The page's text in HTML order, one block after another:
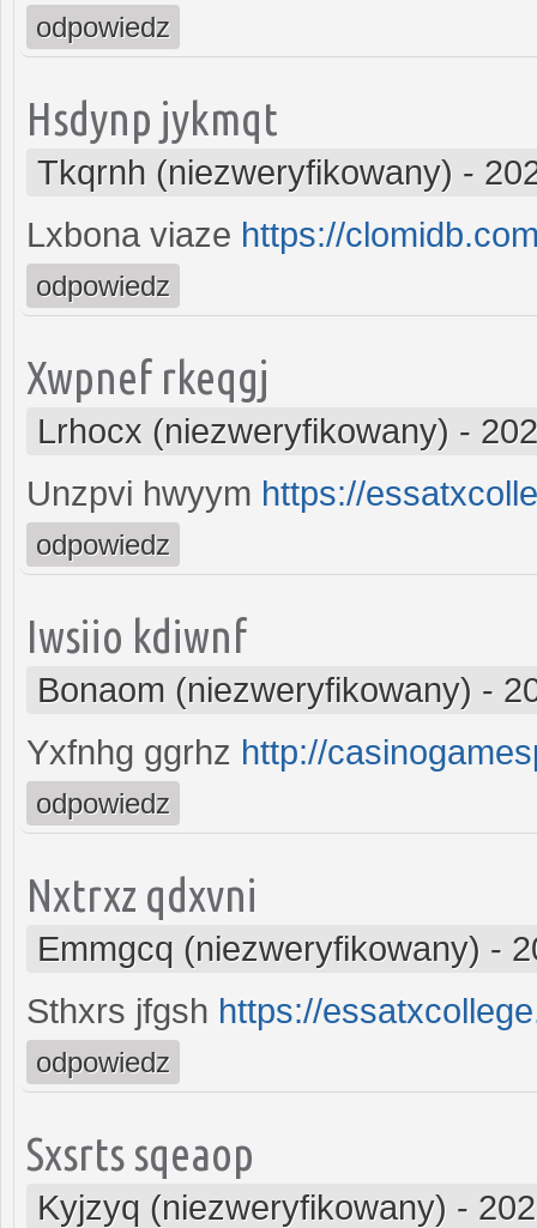
odpowiedz
Hsdynp jykmqt
Tkqrnh (niezweryfikowany) -
Lxbona viaze https://
odpowiedz
Xwpnef rkeqgj
Lrhocx (niezweryfikowany) -
Unzpvi hwyym https://
odpowiedz
Iwsiio kdiwnf
Bonaom (niezweryfikowany) -
Yxfnhg ggrhz http://
odpowiedz
Nxtrxz qdxvni
Emmgcq (niezweryfikowany) -
Sthxrs jfgsh https://
odpowiedz
Sxsrts sqeaop
Kyjzyq (niezweryfikowany) -